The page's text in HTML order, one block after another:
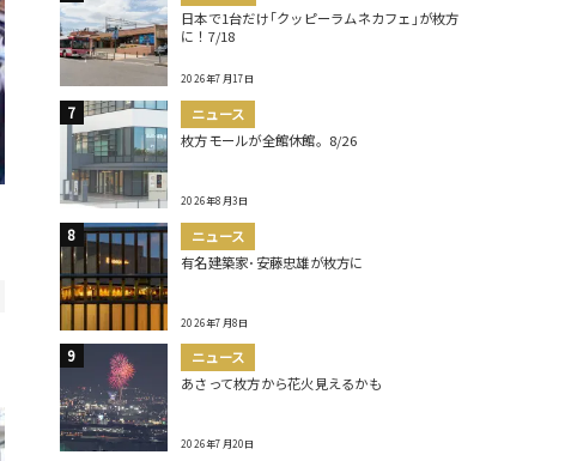
日本で1台だけ｢クッピーラムネカフェ｣が枚方
に！7/18
2026年7月17日
ニュース
枚方モールが全館休館。8/26
2026年8月3日
ニュース
有名建築家･安藤忠雄が枚方に
2026年7月8日
ニュース
あさって枚方から花火見えるかも
2026年7月20日